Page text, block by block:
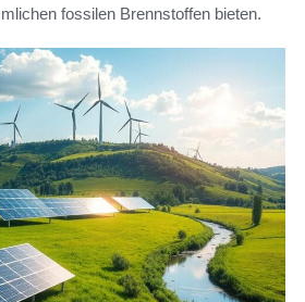
fossilen Brennstoffen bieten.